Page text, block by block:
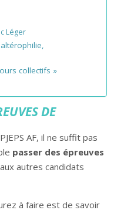
Léger
collectifs »
DE
AF, il ne suffit pas
passer des épreuves
autres candidats
à faire est de savoir